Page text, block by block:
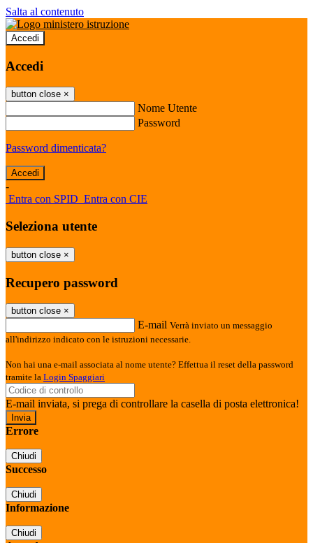
Salta al contenuto
Accedi
Accedi
button close ×
Nome Utente
Password
Password dimenticata?
-
Entra con SPID Entra con CIE
Seleziona utente
button close ×
Recupero password
button close ×
E-mail Verrà inviato un messaggio
all'indirizzo indicato con le istruzioni necessarie.
Non hai una e-mail associata al nome utente? Effettua il reset della password
tramite la Login Spaggiari
E-mail inviata, si prega di controllare la casella di posta elettronica!
Errore
Chiudi
Successo
Chiudi
Informazione
Chiudi